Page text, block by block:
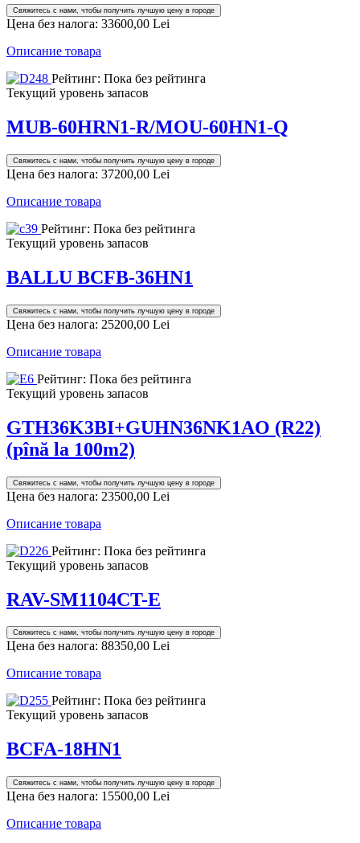
Свяжитесь с нами, чтобы получить лучшую цену в городе
Цена без налога: 33600,00 Lei
Описание товара
Рейтинг: Пока без рейтинга
Текущий уровень запасов
MUB-60HRN1-R/MOU-60HN1-Q
Свяжитесь с нами, чтобы получить лучшую цену в городе
Цена без налога: 37200,00 Lei
Описание товара
Рейтинг: Пока без рейтинга
Текущий уровень запасов
BALLU BCFB-36HN1
Свяжитесь с нами, чтобы получить лучшую цену в городе
Цена без налога: 25200,00 Lei
Описание товара
Рейтинг: Пока без рейтинга
Текущий уровень запасов
GTH36K3BI+GUHN36NK1AO (R22)
(pînă la 100m2)
Свяжитесь с нами, чтобы получить лучшую цену в городе
Цена без налога: 23500,00 Lei
Описание товара
Рейтинг: Пока без рейтинга
Текущий уровень запасов
RAV-SM1104CT-E
Свяжитесь с нами, чтобы получить лучшую цену в городе
Цена без налога: 88350,00 Lei
Описание товара
Рейтинг: Пока без рейтинга
Текущий уровень запасов
BCFA-18HN1
Свяжитесь с нами, чтобы получить лучшую цену в городе
Цена без налога: 15500,00 Lei
Описание товара